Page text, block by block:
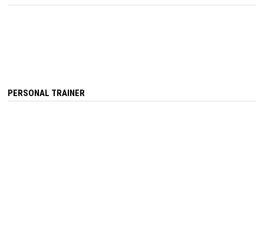
PERSONAL TRAINER